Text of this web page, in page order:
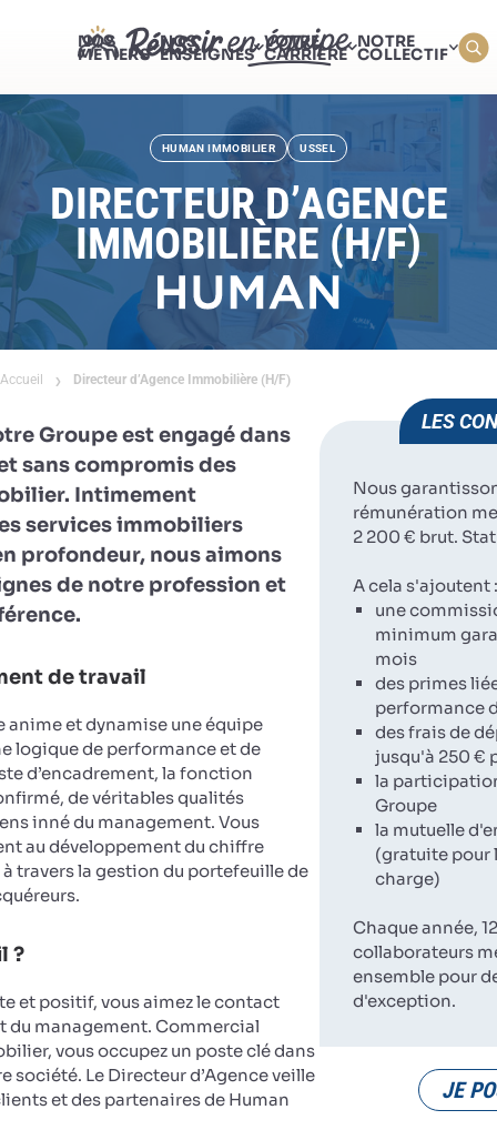
NOS
MÉTIERS
NOS
ENSEIGNES
VOTRE
CARRIÈRE
NOTRE
COLLECTIF
HUMAN IMMOBILIER USSEL
DIRECTEUR D’AGENCE
IMMOBILIÈRE (H/F)
Accueil Directeur d’Agence Immobilière (H/F)
Groupe est engagé dans
sans compromis des
Intimement
services immobiliers
profondeur, nous aimons
de notre profession et
de travail
anime et dynamise une équipe
logique de performance et de
d’encadrement, la fonction
de véritables qualités
inné du management. Vous
au développement du chiffre
à travers la gestion du portefeuille de
?
et positif, vous aimez le contact
du management. Commercial
vous occupez un poste clé dans
société. Le Directeur d’Agence veille
et des partenaires de Human
LES
Nous
rémunération
2 200 € brut.
A cela s'ajoutent :
une
minimum
mois
des primes
performance
des frais de
jusqu'à 250 €
la
Groupe
la mutuelle
(gratuite pour
charge)
Chaque année,
collaborateurs
ensemble pour
d'exception.
JE